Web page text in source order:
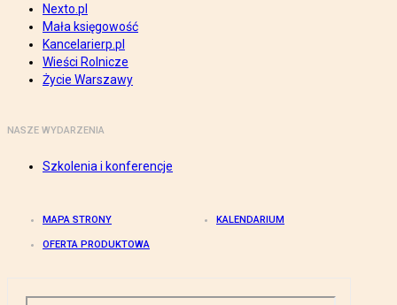
Nexto.pl
Mała księgowość
Kancelarierp.pl
Wieści Rolnicze
Życie Warszawy
NASZE WYDARZENIA
Szkolenia i konferencje
MAPA STRONY KALENDARIUM
OFERTA PRODUKTOWA